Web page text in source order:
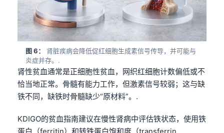
图 6：
肾脏疾病会降低促红细胞生成素信号传导，并可能与
炎症并存。.
肾性贫血通常是正细胞性贫血，网织红细胞计数偏低或不
恰当地正常。骨髓有能力工作，但激素信号较弱；这与缺
铁不同，缺铁时骨髓缺少“原材料”。.
KDIGO的贫血指南建议在慢性肾病中评估铁状态，使用铁